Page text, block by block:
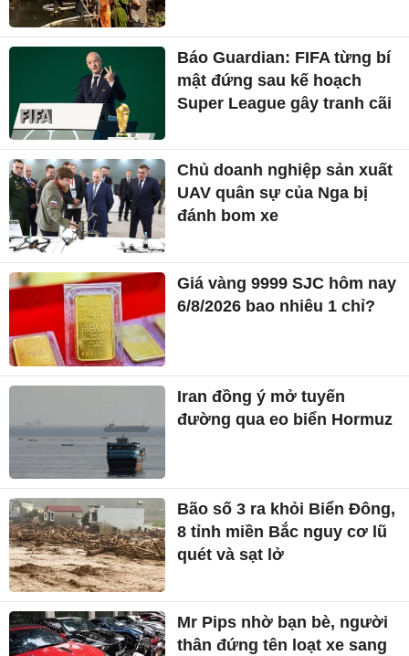
Báo Guardian: FIFA từng bí
mật đứng sau kế hoạch
Super League gây tranh cãi
Chủ doanh nghiệp sản xuất
UAV quân sự của Nga bị
đánh bom xe
Giá vàng 9999 SJC hôm nay
6/8/2026 bao nhiêu 1 chỉ?
Iran đồng ý mở tuyến
đường qua eo biển Hormuz
Bão số 3 ra khỏi Biển Đông,
8 tỉnh miền Bắc nguy cơ lũ
quét và sạt lở
Mr Pips nhờ bạn bè, người
thân đứng tên loạt xe sang